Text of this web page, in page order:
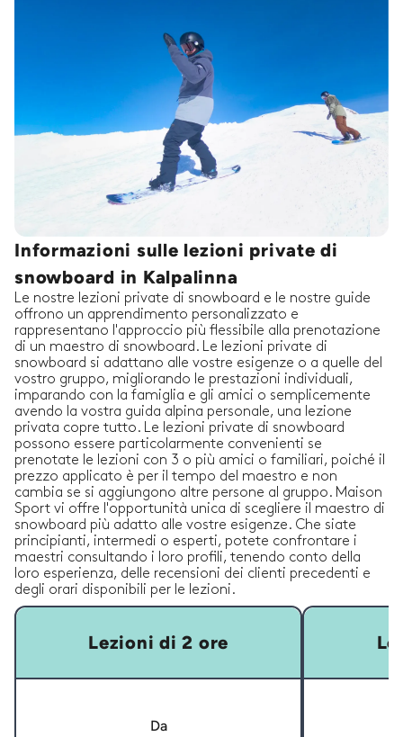
Informazioni sulle lezioni private di
snowboard in Kalpalinna
Le nostre lezioni private di snowboard e le nostre guide
offrono un apprendimento personalizzato e
rappresentano l'approccio più flessibile alla prenotazione
di un maestro di snowboard. Le lezioni private di
snowboard si adattano alle vostre esigenze o a quelle del
vostro gruppo, migliorando le prestazioni individuali,
imparando con la famiglia e gli amici o semplicemente
avendo la vostra guida alpina personale, una lezione
privata copre tutto. Le lezioni private di snowboard
possono essere particolarmente convenienti se
prenotate le lezioni con 3 o più amici o familiari, poiché il
prezzo applicato è per il tempo del maestro e non
cambia se si aggiungono altre persone al gruppo. Maison
Sport vi offre l'opportunità unica di scegliere il maestro di
snowboard più adatto alle vostre esigenze. Che siate
principianti, intermedi o esperti, potete confrontare i
maestri consultando i loro profili, tenendo conto della
loro esperienza, delle recensioni dei clienti precedenti e
degli orari disponibili per le lezioni.
Lezioni di 2 ore
Da